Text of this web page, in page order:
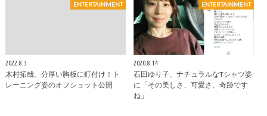
ENTERTAINMENT
2022.8.3
木村拓哉、分厚い胸板に釘付け！ト
レーニング姿のオフショット公開
ENTERTAINMENT
2020.8.14
石田ゆり子、ナチュラルなTシャツ姿
に「その美しさ、可愛さ、奇跡です
ね」